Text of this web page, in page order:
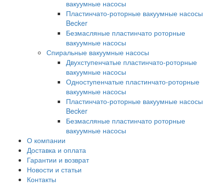
вакуумные насосы
Пластинчато-роторные вакуумные насосы
Becker
Безмасляные пластинчато роторные
вакуумные насосы
Спиральные вакуумные насосы
Двухступенчатые пластинчато-роторные
вакуумные насосы
Одноступенчатые пластинчато-роторные
вакуумные насосы
Пластинчато-роторные вакуумные насосы
Becker
Безмасляные пластинчато роторные
вакуумные насосы
О компании
Доставка и оплата
Гарантии и возврат
Новости и статьи
Контакты